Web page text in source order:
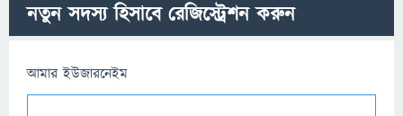
নতুন সদস্য হিসাবে রেজিস্ট্রেশন করুন
আমার ইউজারনেইম